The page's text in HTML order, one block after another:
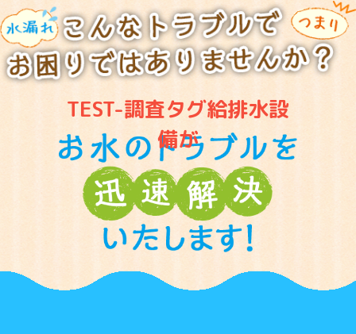
TEST-調査タグ給排水設
備が